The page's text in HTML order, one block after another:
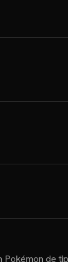
Pokémon de